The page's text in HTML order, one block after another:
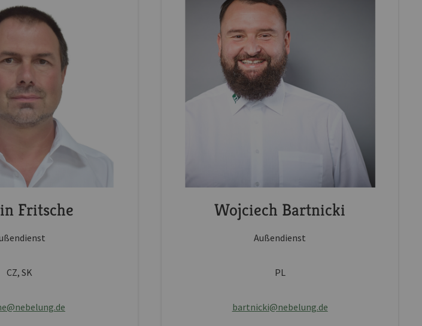
Fritsche
CZ, SK
Wojciech Bartnicki
Außendienst
PL
bartnicki@nebelung.de